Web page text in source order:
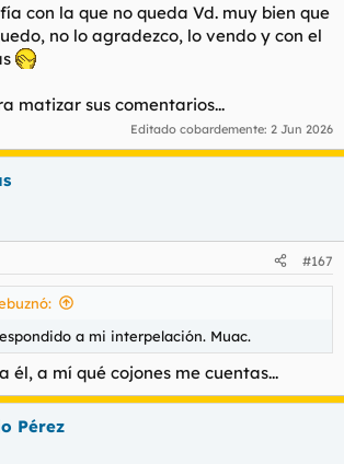
con la que no queda Vd. muy bien que
no lo agradezco, lo vendo y con el
matizar sus comentarios...
Editado cobardemente: 2 Jun 2026
#167
a mi interpelación. Muac.
él, a mí qué cojones me cuentas...
Pérez